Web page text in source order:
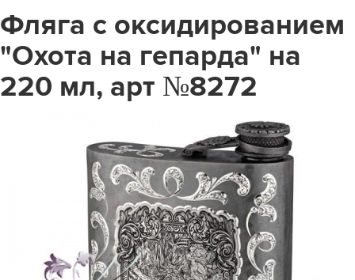
Фляга с оксидированием
"Охота на гепарда" на
220 мл, арт №8272